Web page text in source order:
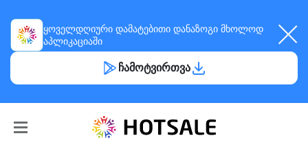
ყოველდღიური დამატებითი დანაზოგი მხოლოდ
აპლიკაციაში
ჩამოტვირთვა